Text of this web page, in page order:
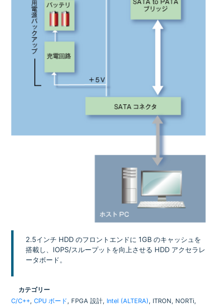
2.5インチ HDD のフロントエンドに 1GB のキャッシュを
搭載し、IOPS/スループットを向上させる HDD アクセラレ
ータボード。
カテゴリー
C/C++, CPU ボード, FPGA 設計, Intel (ALTERA), ITRON, NORTi,